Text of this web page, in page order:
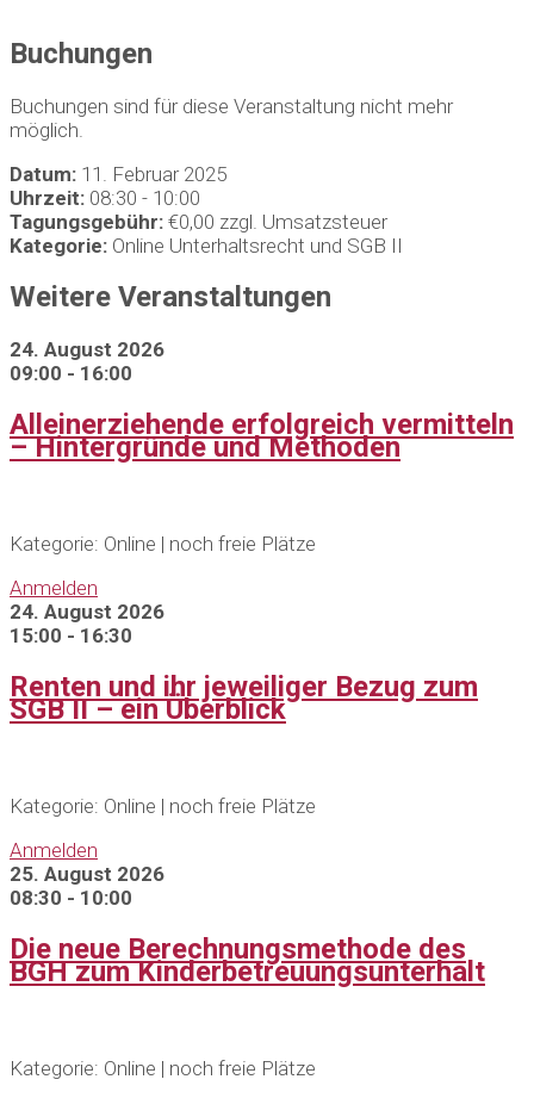
Buchungen
Buchungen sind für diese Veranstaltung nicht mehr
möglich.
Datum: 11. Februar 2025
Uhrzeit: 08:30 - 10:00
Tagungsgebühr: €0,00 zzgl. Umsatzsteuer
Kategorie: Online Unterhaltsrecht und SGB II
Weitere Veranstaltungen
24. August 2026
09:00 - 16:00
Alleinerziehende erfolgreich vermitteln
– Hintergründe und Methoden
Kategorie: Online | noch freie Plätze
Anmelden
24. August 2026
15:00 - 16:30
Renten und ihr jeweiliger Bezug zum
SGB II – ein Überblick
Kategorie: Online | noch freie Plätze
Anmelden
25. August 2026
08:30 - 10:00
Die neue Berechnungsmethode des
BGH zum Kinderbetreuungsunterhalt
Kategorie: Online | noch freie Plätze